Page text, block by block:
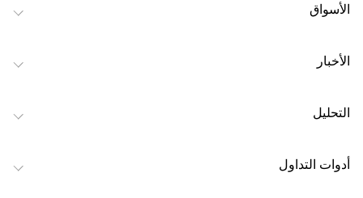
الأسواق
الأخبار
التحليل
أدوات التداول